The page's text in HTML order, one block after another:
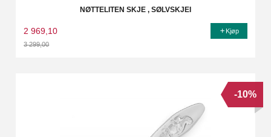
NØTTELITEN SKJE , SØLVSKJEI
2 969,10
3 299,00
Kjøp
-10%